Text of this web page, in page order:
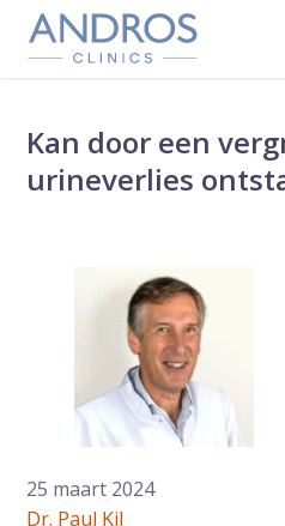
Navigatie overslaan
Kan door een
urineverlies
25 maart 2024
Dr. Paul Kil